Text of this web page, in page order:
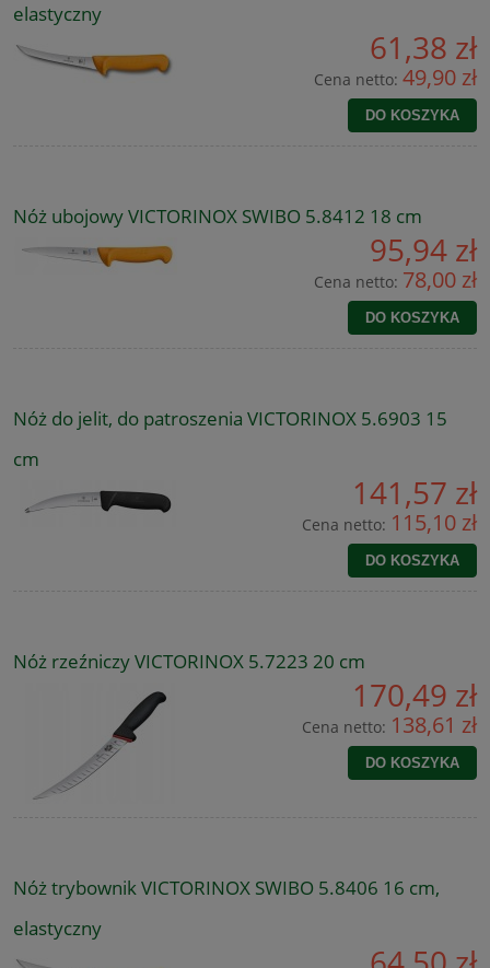
elastyczny
61,38 zł
Cena netto: 49,90 zł
DO KOSZYKA
Nóż ubojowy VICTORINOX SWIBO 5.8412 18 cm
95,94 zł
Cena netto: 78,00 zł
DO KOSZYKA
Nóż do jelit, do patroszenia VICTORINOX 5.6903 15
cm
141,57 zł
Cena netto: 115,10 zł
DO KOSZYKA
Nóż rzeźniczy VICTORINOX 5.7223 20 cm
170,49 zł
Cena netto: 138,61 zł
DO KOSZYKA
Nóż trybownik VICTORINOX SWIBO 5.8406 16 cm,
elastyczny